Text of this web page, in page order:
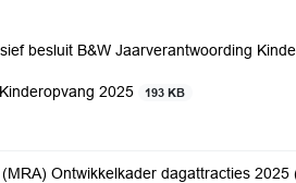
besluit B&W Jaarverantwoording
2025 193 KB
Ontwikkelkader dagattracties 2025